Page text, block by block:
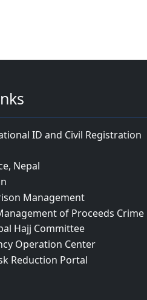
ID and Civil Registration
Nepal
Management
of Proceeds Crime
Hajj Committee
Operation Center
Reduction Portal